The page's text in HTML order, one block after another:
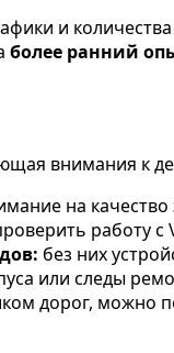
и
более ранний
внимания к
на
работу с
без них
или следы
дорог, можно